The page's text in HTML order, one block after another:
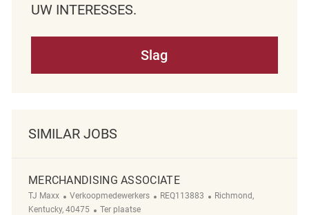
UW INTERESSES.
Slag
SIMILAR JOBS
MERCHANDISING ASSOCIATE
TJ Maxx Categorie
Verkoopmedewerkers ReqId
REQ113883 Plaats
Richmond,
Kentucky, 40475
Afgelegen
Ter plaatse